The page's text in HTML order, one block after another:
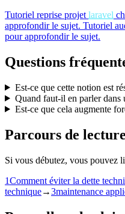
Tutoriel reprise projet laravel
approfondir le sujet. Tutoriel
pour approfondir le sujet.
Questions
Est-ce que cette notion est
Quand faut-il en parler dans
Est-ce que cela augmente
Parcours de lecture
Si vous débutez, vous pouvez
1Comment éviter la dette
technique→3maintenance